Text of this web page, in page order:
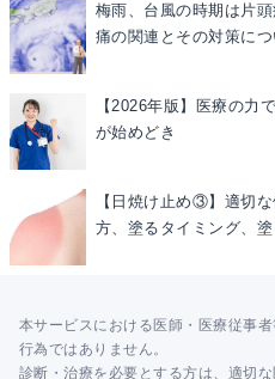
梅雨、台風の時期は片
痛の関連とその対策につ
【2026年版】医療の力
が始めどき
【日焼け止め③】適切
方、塗るタイミング、
本サービスにおける医師・医療従事
行為ではありません。
診断・治療を必要とする方は、適切